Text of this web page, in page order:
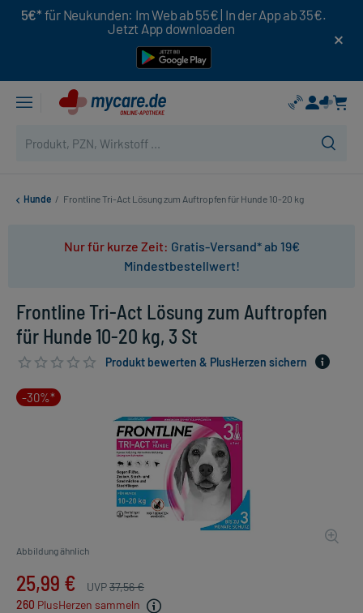
5€* für Neukunden: Im Web ab 55€ | In der App ab 35€.
Jetzt App downloaden
Hunde / Frontline Tri-Act Lösung zum Auftropfen für Hunde 10-20 kg
Nur für kurze Zeit: Gratis-Versand* ab 19€
Mindestbestellwert!
Frontline Tri-Act Lösung zum Auftropfen
für Hunde 10-20 kg, 3 St
Produkt bewerten & PlusHerzen sichern
-30%*
Abbildung ähnlich
25,99 € UVP37,56 €
260 PlusHerzen sammeln